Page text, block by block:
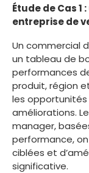
Étude de Cas
entreprise de
Un commercial
un tableau de
performances
produit, région
les
améliorations.
manager,
performance,
ciblées et
significative.